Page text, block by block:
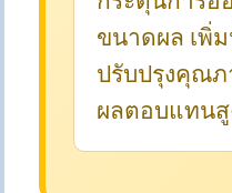
ขนาดผล เพิ่
ปรับปรุงคุณภ
ผลตอบแทน